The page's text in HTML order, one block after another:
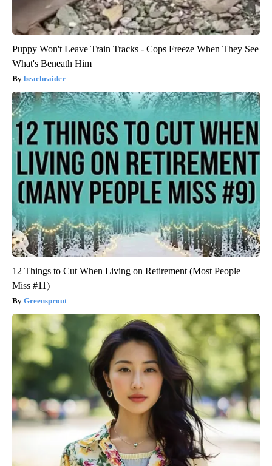
Puppy Won't Leave Train Tracks - Cops Freeze When They See
What's Beneath Him
beachraider
12 Things to Cut When Living on Retirement (Most People
Miss #11)
Greensprout